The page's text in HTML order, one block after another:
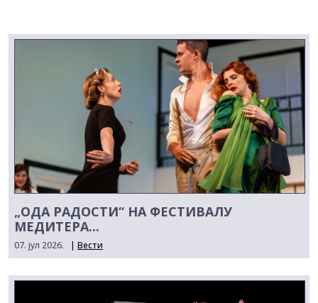
„ОДА РАДОСТИ“ НА ФЕСТИВАЛУ
МЕДИТЕРА...
07. јул 2026. | Вести